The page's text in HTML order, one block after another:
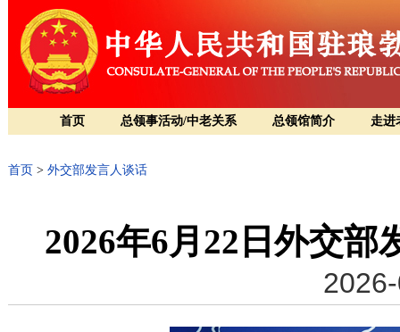
首页 总领事活动/中老关系 总领馆简介 走进
首页 > 外交部发言人谈话
2026年6月22日外交